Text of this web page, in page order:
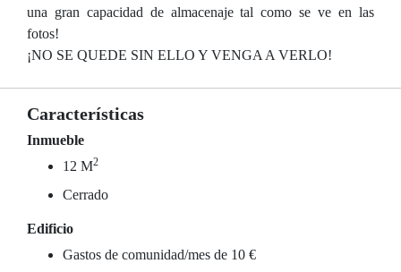
una gran capacidad de almacenaje tal como se ve en las
fotos!
¡NO SE QUEDE SIN ELLO Y VENGA A VERLO!
Características
Inmueble
12 M2
Cerrado
Edificio
Gastos de comunidad/mes de 10 €